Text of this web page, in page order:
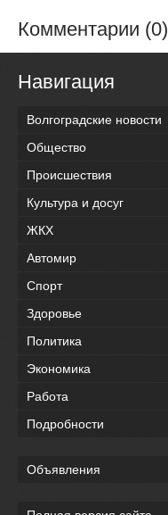
Комментарии (0)
Навигация
Волгоградские новости
Общество
Происшествия
Культура и досуг
ЖКХ
Автомир
Спорт
Здоровье
Политика
Экономика
Работа
Подробности
Объявления